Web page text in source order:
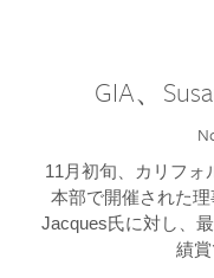
GIA、
11月初旬、カリフォ
本部で開催された
Jacques氏に対し、
績賞